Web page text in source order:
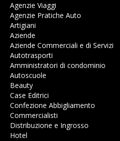
Agenzie Viaggi
Agenzie Pratiche Auto
Artigiani
Aziende
Aziende Commerciali e di Servizi
Autotrasporti
Amministratori di condominio
Autoscuole
Beauty
Case Editrici
Confezione Abbigliamento
Commercialisti
Distribuzione e Ingrosso
Hotel